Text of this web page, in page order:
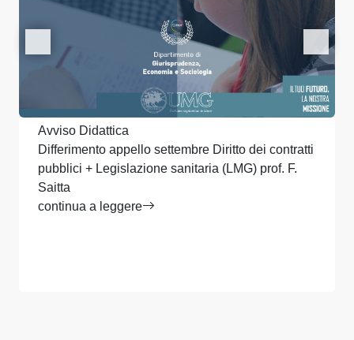
Avviso Didattica
Differimento appello settembre Diritto dei contratti
pubblici + Legislazione sanitaria (LMG) prof. F.
Saitta
continua a leggere